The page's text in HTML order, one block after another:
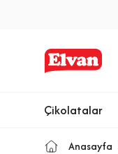
Çikolatalar
Anasayfa